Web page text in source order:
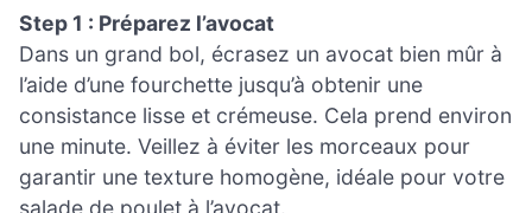
Step 1 : Préparez l’avocat
Dans un grand bol, écrasez un avocat bien mûr à
l’aide d’une fourchette jusqu’à obtenir une
consistance lisse et crémeuse. Cela prend environ
une minute. Veillez à éviter les morceaux pour
garantir une texture homogène, idéale pour votre
salade de poulet à l’avocat.